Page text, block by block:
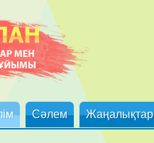
Сәлем Жаңалықтар